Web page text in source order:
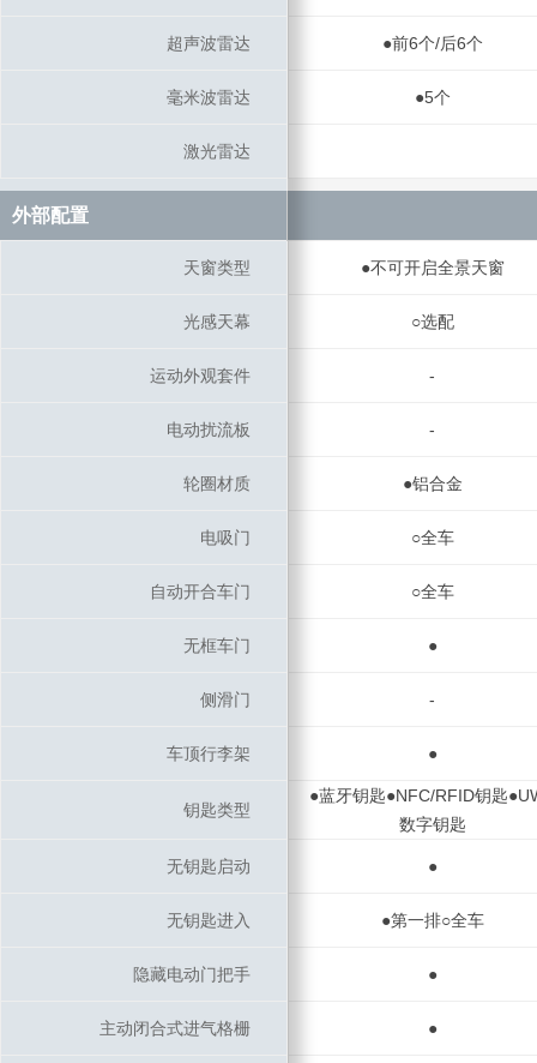
超声波雷达 ●前6个/后6个
毫米波雷达 ●5个
激光雷达
外部配置
天窗类型 ●不可开启全景天窗
光感天幕 ○选配
运动外观套件 -
电动扰流板 -
轮圈材质 ●铝合金
电吸门 ○全车
自动开合车门 ○全车
无框车门 ●
侧滑门 -
车顶行李架 ●
钥匙类型
●蓝牙钥匙●NFC/RFID钥匙
数字钥匙
无钥匙启动 ●
无钥匙进入 ●第一排○全车
隐藏电动门把手 ●
主动闭合式进气格栅 ●
超声波雷达
毫米波雷达
激光雷达
外部配置
天窗类型
光感天幕
运动外观套件
电动扰流板
轮圈材质
电吸门
自动开合车门
无框车门
侧滑门
车顶行李架
钥匙类型
无钥匙启动
无钥匙进入
隐藏电动门把手
主动闭合式进气格栅